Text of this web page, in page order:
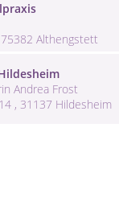
Althengstett
Andrea Frost
, 31137 Hildesheim